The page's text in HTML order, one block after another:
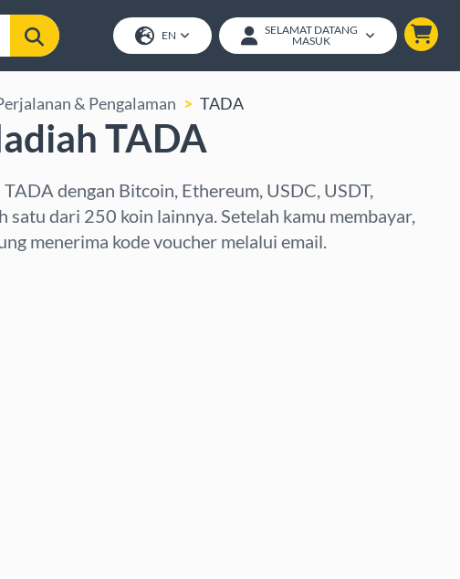
EN
SELAMAT DATANG
MASUK
& Pengalaman TADA
TADA
dengan Bitcoin, Ethereum, USDC, USDT,
satu dari 250 koin lainnya. Setelah kamu membayar,
menerima kode voucher melalui email.